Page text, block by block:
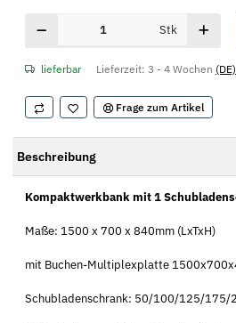
Stk
lieferbar Lieferzeit: 3 - 4 Wochen (DE)
Frage zum Artikel
Beschreibung
Kompaktwerkbank mit 1
Maße: 1500 x 700 x 840mm (LxTxH)
mit Buchen-Multiplexplatte
Schubladenschrank: 50/100/125/175/